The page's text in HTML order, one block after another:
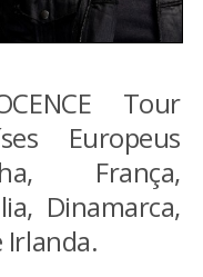
Tour
Europeus
França,
Dinamarca,
Irlanda.